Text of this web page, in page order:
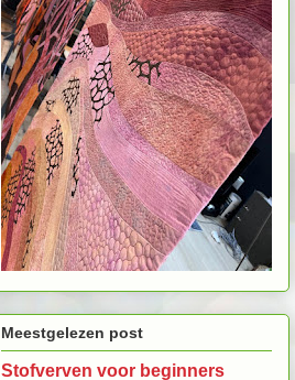
Meestgelezen post
Stofverven voor beginners